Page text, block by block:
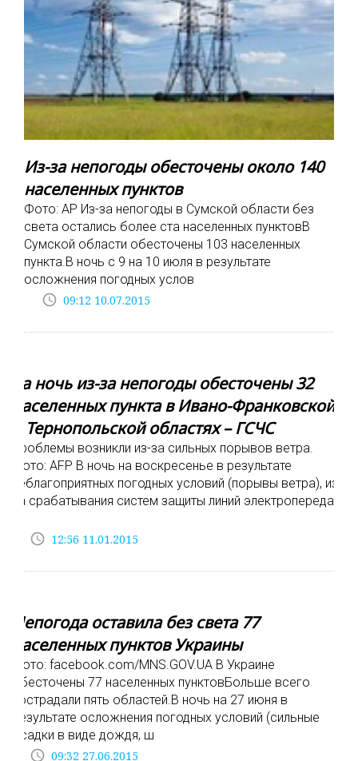
Из-за непогоды обесточены около 140
населенных пунктов
Фото: AP Из-за непогоды в Сумской области без
света остались более ста населенных пунктовВ
Сумской области обесточены 103 населенных
пункта.В ночь с 9 на 10 июля в результате
осложнения погодных услов
access_time 09:12 10.07.2015
За ночь из-за непогоды обесточены 32
населенных пункта в Ивано-Франковской
и Тернопольской областях – ГСЧС
Проблемы возникли из-за сильных порывов ветра.
Фото: AFP В ночь на воскресенье в результате
неблагоприятных погодных условий (порывы ветра), из-
за срабатывания систем защиты линий электропередач,
access_time 12:56 11.01.2015
Непогода оставила без света 77
населенных пунктов Украины
Фото: facebook.com/MNS.GOV.UA В Украине
обесточены 77 населенных пунктовБольше всего
пострадали пять областей.В ночь на 27 июня в
результате осложнения погодных условий (сильные
осадки в виде дождя, ш
access_time 09:32 27.06.2015